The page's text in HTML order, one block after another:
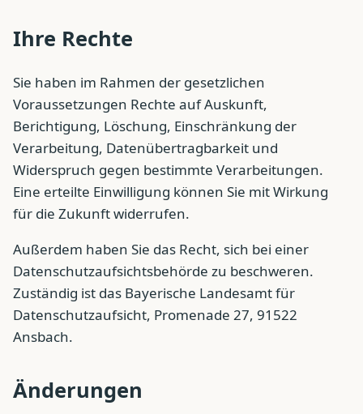
Ihre Rechte
Sie haben im Rahmen der gesetzlichen
Voraussetzungen Rechte auf Auskunft,
Berichtigung, Löschung, Einschränkung der
Verarbeitung, Datenübertragbarkeit und
Widerspruch gegen bestimmte Verarbeitungen.
Eine erteilte Einwilligung können Sie mit Wirkung
für die Zukunft widerrufen.
Außerdem haben Sie das Recht, sich bei einer
Datenschutzaufsichtsbehörde zu beschweren.
Zuständig ist das Bayerische Landesamt für
Datenschutzaufsicht, Promenade 27, 91522
Ansbach.
Änderungen